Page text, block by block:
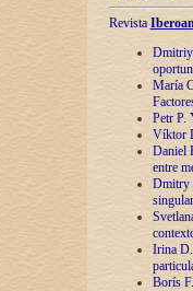
Revista
Dmitriy
María
Petr P.
Víktor
Daniel
entre
Dmitry
Irina
Borís